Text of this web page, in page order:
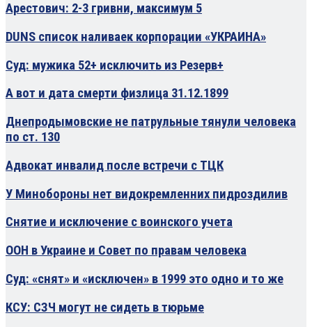
Арестович: 2-3 гривни, максимум 5
DUNS список наливаек корпорации «УКРАИНА»
Суд: мужика 52+ исключить из Резерв+
А вот и дата смерти физлица 31.12.1899
Днепродымовские не патрульные тянули человека
по ст. 130
Адвокат инвалид после встречи с ТЦК
У Минобороны нет видокремленних пидроздилив
Снятие и исключение с воинского учета
ООН в Украине и Совет по правам человека
Суд: «снят» и «исключен» в 1999 это одно и то же
КСУ: СЗЧ могут не сидеть в тюрьме